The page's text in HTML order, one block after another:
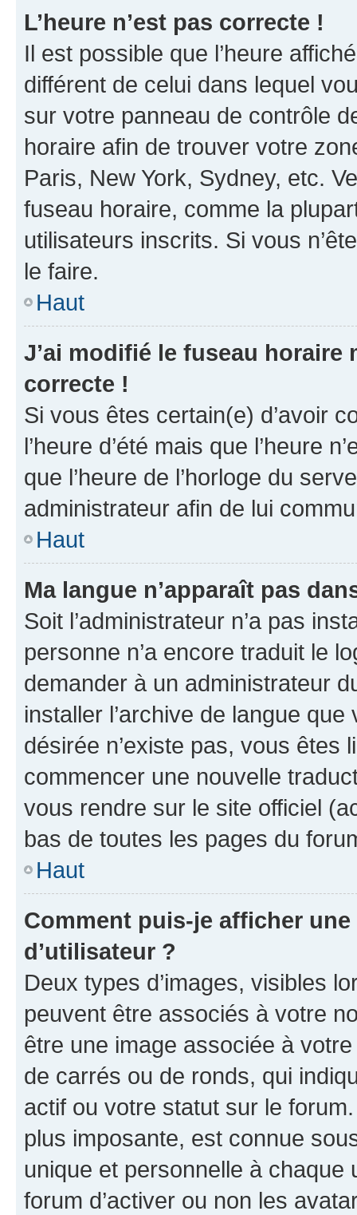
L’heure n’est pas correcte !
Il est possible que l’heure
différent de celui dans lequel
sur votre panneau de contrôle
horaire afin de trouver votre
Paris, New York, Sydney, etc.
fuseau horaire, comme la
utilisateurs inscrits. Si vous
le faire.
Haut
J’ai modifié le fuseau horaire
correcte !
Si vous êtes certain(e) d’avoir
l’heure d’été mais que l’heure
que l’heure de l’horloge du
administrateur afin de lui
Haut
Ma langue n’apparaît pas
Soit l’administrateur n’a pas
personne n’a encore traduit le
demander à un administrateur
installer l’archive de langue
désirée n’existe pas, vous êtes
commencer une nouvelle
vous rendre sur le site officiel
bas de toutes les pages du
Haut
Comment puis-je afficher
d’utilisateur ?
Deux types d’images, visibles
peuvent être associés à votre
être une image associée à
de carrés ou de ronds, qui
actif ou votre statut sur le
plus imposante, est connue
unique et personnelle à chaque
forum d’activer ou non les